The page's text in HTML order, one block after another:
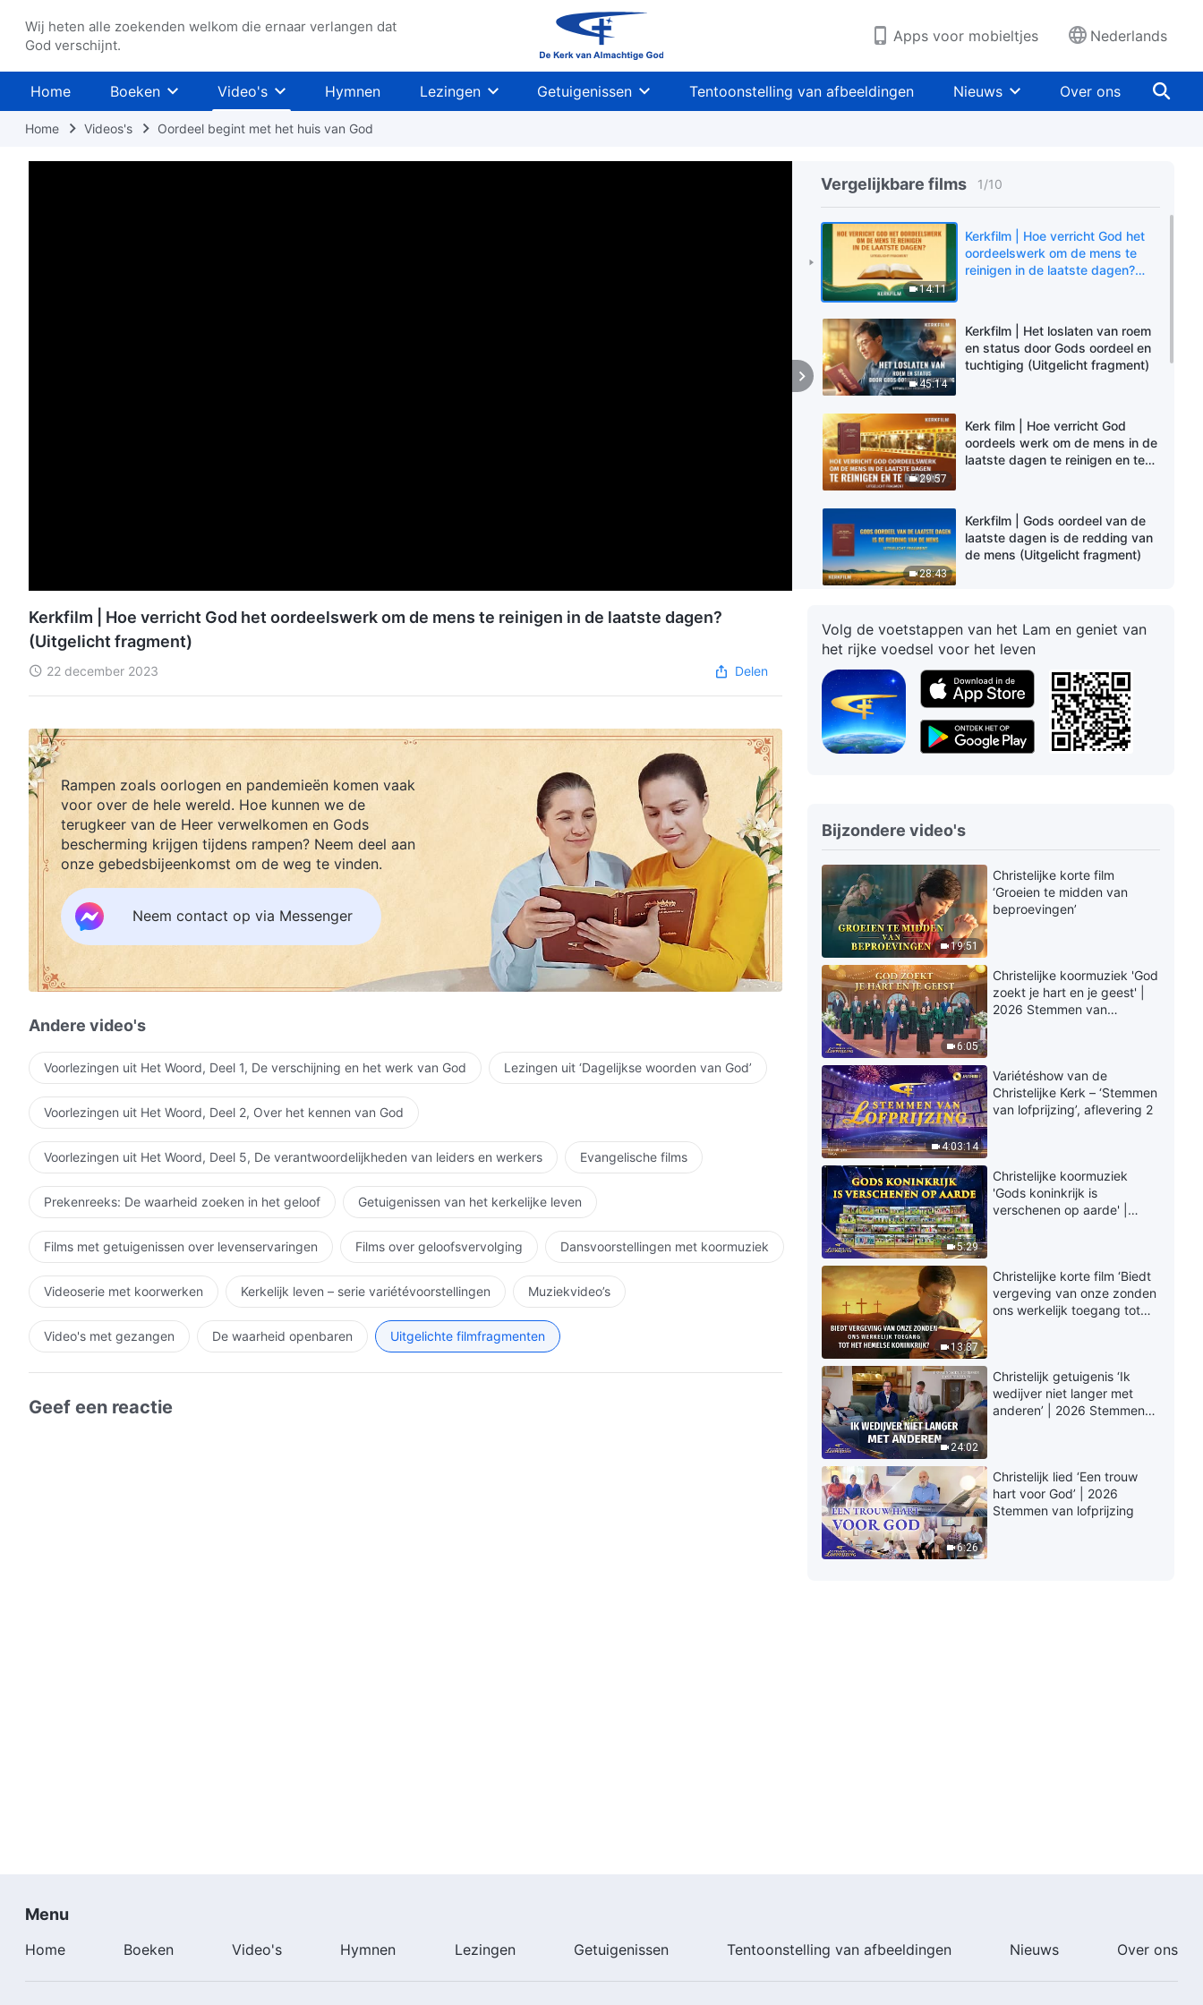
Wij heten alle zoekenden welkom die ernaar verlangen dat
God verschijnt.
Apps voor mobieltjes Nederlands
Home Boeken Video's Hymnen Lezingen Getuigenissen Tentoonstelling van afbeeldingen Nieuws Over ons
Home Videos's Oordeel begint met het huis van God
Vergelijkbare films 1/10
14:11
Kerkfilm | Hoe verricht God het
oordeelswerk om de mens te
reinigen in de laatste dagen?
45:14
Kerkfilm | Het loslaten van roem
en status door Gods oordeel en
tuchtiging (Uitgelicht fragment)
29:57
Kerk film | Hoe verricht God
oordeels werk om de mens in de
laatste dagen te reinigen en te
28:43
Kerkfilm | Gods oordeel van de
laatste dagen is de redding van
de mens (Uitgelicht fragment)
34:24
oordeelswerk van de laatste
dagen uit om de mensheid te
reinigen? (Uitgelicht fragment)
Kerkfilm | Hoe verricht God het
oordeelswerk van de laatste
dagen? (Uitgelicht fragment)
19:40
Kerkfilm | Getuigenissen van de
beleving van het oordeel voor de
troon van Christus en het
ontvangen van het leven
(Uitgelicht fragment)
19:14
Kerkfilm | De mysteries van het
oordeelswerk zijn onthuld
(Uitgelicht fragment)
25:23
Kerkfilm | Hoe God de mens redt
van de invloed van Satan
(Uitgelicht fragment)
Kerkfilm | Hoe verricht God het oordeelswerk om de mens te reinigen in de laatste dagen?
(Uitgelicht fragment)
22 december 2023 Delen
Rampen zoals oorlogen en pandemieën komen vaak
voor over de hele wereld. Hoe kunnen we de
terugkeer van de Heer verwelkomen en Gods
bescherming krijgen tijdens rampen? Neem deel aan
onze gebedsbijeenkomst om de weg te vinden.
Neem contact op via Messenger
Andere video's
Voorlezingen uit Het Woord, Deel 1, De verschijning en het werk van God Lezingen uit ‘Dagelijkse woorden van God’
Voorlezingen uit Het Woord, Deel 2, Over het kennen van God
Voorlezingen uit Het Woord, Deel 5, De verantwoordelijkheden van leiders en werkers Evangelische films
Prekenreeks: De waarheid zoeken in het geloof Getuigenissen van het kerkelijke leven
Films met getuigenissen over levenservaringen Films over geloofsvervolging Dansvoorstellingen met koormuziek
Videoserie met koorwerken Kerkelijk leven – serie variétévoorstellingen Muziekvideo’s
Video's met gezangen De waarheid openbaren Uitgelichte filmfragmenten
Geef een reactie
Volg de voetstappen van het Lam en geniet van
het rijke voedsel voor het leven
Bijzondere video's
19:51
Christelijke korte film
‘Groeien te midden van
beproevingen’
6:05
Christelijke koormuziek 'God
zoekt je hart en je geest' |
2026 Stemmen van
4:03:14
Variétéshow van de
Christelijke Kerk – ‘Stemmen
van lofprijzing’, aflevering 2
5:29
Christelijke koormuziek
'Gods koninkrijk is
verschenen op aarde' |
13:37
Christelijke korte film ‘Biedt
vergeving van onze zonden
ons werkelijk toegang tot
24:02
Christelijk getuigenis ‘Ik
wedijver niet langer met
anderen’ | 2026 Stemmen
6:26
Christelijk lied ‘Een trouw
hart voor God’ | 2026
Stemmen van lofprijzing
Menu
Home Boeken Video's Hymnen Lezingen Getuigenissen Tentoonstelling van afbeeldingen Nieuws Over ons